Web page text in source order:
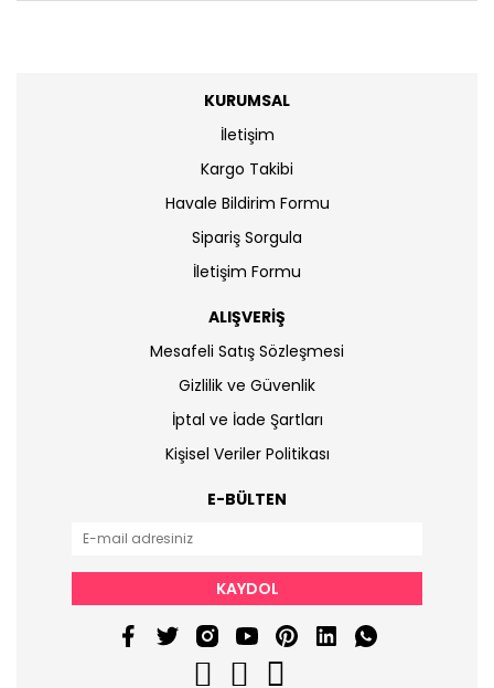
KURUMSAL
İletişim
Kargo Takibi
Havale Bildirim Formu
Sipariş Sorgula
İletişim Formu
ALIŞVERİŞ
Mesafeli Satış Sözleşmesi
Gizlilik ve Güvenlik
İptal ve İade Şartları
Kişisel Veriler Politikası
E-BÜLTEN
KAYDOL